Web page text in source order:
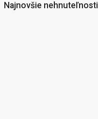
Najnovšie nehnuteľnosti